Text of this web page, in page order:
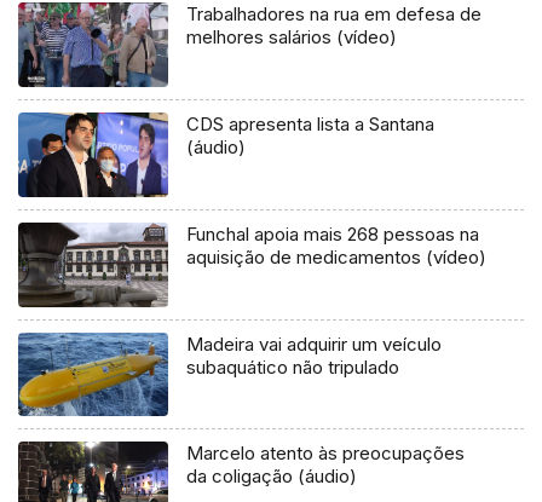
Trabalhadores na rua em defesa de
melhores salários (vídeo)
CDS apresenta lista a Santana
(áudio)
Funchal apoia mais 268 pessoas na
aquisição de medicamentos (vídeo)
Madeira vai adquirir um veículo
subaquático não tripulado
Marcelo atento às preocupações
da coligação (áudio)